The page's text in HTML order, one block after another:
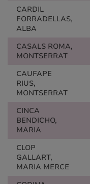
CARDIL
FORRADELLAS,
ALBA
CASALS ROMA,
MONTSERRAT
CAUFAPE
RIUS,
MONTSERRAT
CINCA
BENDICHO,
MARIA
CLOP
GALLART,
MARIA MERCE